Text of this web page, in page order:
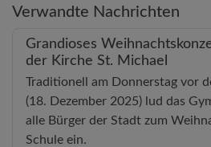
Verwandte Nachrichten
Grandioses
der Kirche St. Michael
Traditionell am Donnerstag vor
(18. Dezember 2025) lud das
alle Bürger der Stadt zum
Schule ein.